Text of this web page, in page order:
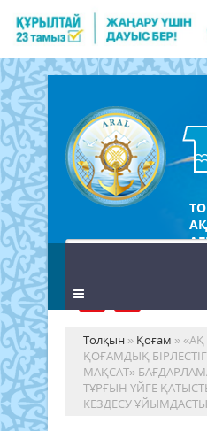
Толқын » Қоғам »
ҚОҒАМДЫҚ
МАҚСАТ»
ТҰРҒЫН ҮЙГЕ
КЕЗДЕСУ